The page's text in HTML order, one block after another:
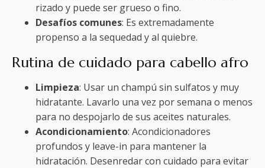
rizado y puede ser grueso o fino.
Desafíos comunes: Es extremadamente
propenso a la sequedad y al quiebre.
Rutina de cuidado para cabello afro
Limpieza: Usar un champú sin sulfatos y muy
hidratante. Lavarlo una vez por semana o menos
para no despojarlo de sus aceites naturales.
Acondicionamiento: Acondicionadores
profundos y leave-in para mantener la
hidratación. Desenredar con cuidado para evitar